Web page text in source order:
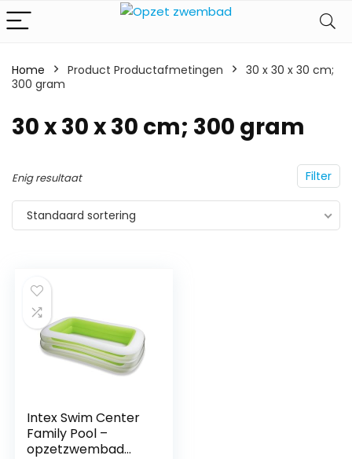
Home Product Productafmetingen
‎30 x 30 x 30 cm;
300 gram
‎30 x 30 x 30 cm; 300 gram
Filter
Enig resultaat
Standaard sortering
Intex Swim Center
Family Pool –
opzetzwembad